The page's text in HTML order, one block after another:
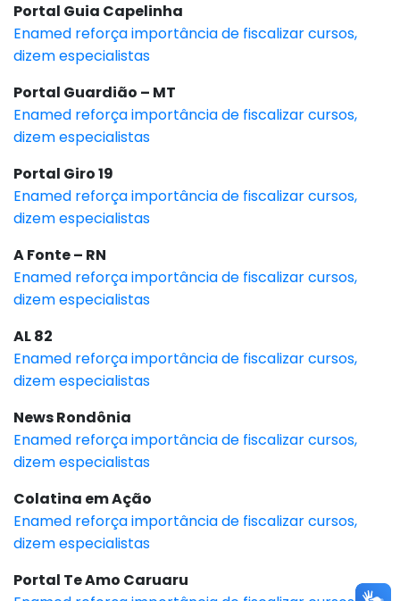
Portal Guia Capelinha
Enamed reforça importância de fiscalizar cursos,
dizem especialistas
Portal Guardião – MT
Enamed reforça importância de fiscalizar cursos,
dizem especialistas
Portal Giro 19
Enamed reforça importância de fiscalizar cursos,
dizem especialistas
A Fonte – RN
Enamed reforça importância de fiscalizar cursos,
dizem especialistas
AL 82
Enamed reforça importância de fiscalizar cursos,
dizem especialistas
News Rondônia
Enamed reforça importância de fiscalizar cursos,
dizem especialistas
Colatina em Ação
Enamed reforça importância de fiscalizar cursos,
dizem especialistas
Portal Te Amo Caruaru